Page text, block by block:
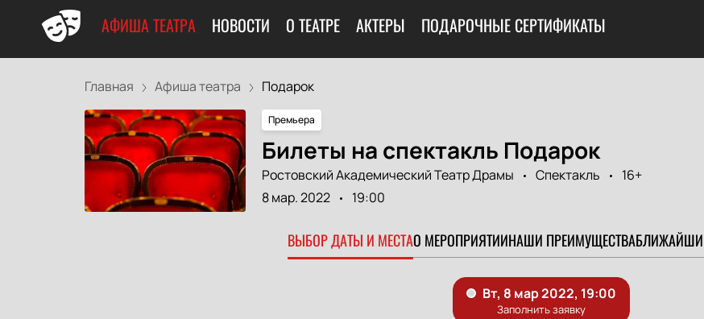
АФИША ТЕАТРА НОВОСТИ О ТЕАТРЕ АКТЕРЫ ПОДАРОЧНЫЕ СЕРТИФИКАТЫ
Главная Афиша театра Подарок
Премьера
Билеты на спектакль Подарок
Ростовский Академический Театр Драмы Спектакль
16+
8 мар. 2022
19:00
ВЫБОР ДАТЫ И МЕСТАО МЕРОПРИЯТИИНАШИ ПРЕИМУЩЕСТВА